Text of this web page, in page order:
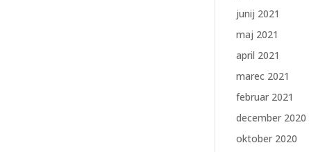
junij 2021
maj 2021
april 2021
marec 2021
februar 2021
december 2020
oktober 2020